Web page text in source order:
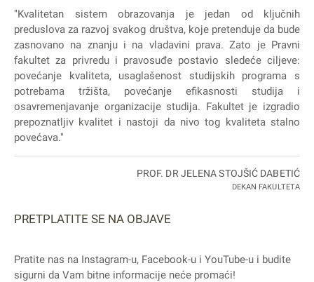
"Kvalitetan sistem obrazovanja je jedan od ključnih
preduslova za razvoj svakog društva, koje pretenduje da bude
zasnovano na znanju i na vladavini prava. Zato je Pravni
fakultet za privredu i pravosuđe postavio sledeće ciljeve:
povećanje kvaliteta, usaglašenost studijskih programa s
potrebama tržišta, povećanje efikasnosti studija i
osavremenjavanje organizacije studija. Fakultet je izgradio
prepoznatljiv kvalitet i nastoji da nivo tog kvaliteta stalno
povećava."
PROF. DR JELENA STOJŠIĆ DABETIĆ
DEKAN FAKULTETA
PRETPLATITE SE NA OBJAVE
Pratite nas na Instagram-u, Facebook-u i YouTube-u i budite
sigurni da Vam bitne informacije neće promaći!